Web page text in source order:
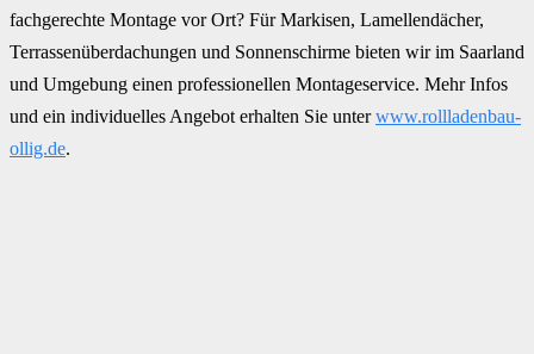
fachgerechte Montage vor Ort? Für Markisen, Lamellendächer,
Terrassenüberdachungen und Sonnenschirme bieten wir im Saarland
und Umgebung einen professionellen Montageservice. Mehr Infos
und ein individuelles Angebot erhalten Sie unterwww.rollladenbau-
ollig.de.